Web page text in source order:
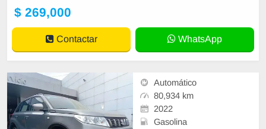
$ 269,000
Contactar WhatsApp
Automático
80,934 km
2022
Gasolina